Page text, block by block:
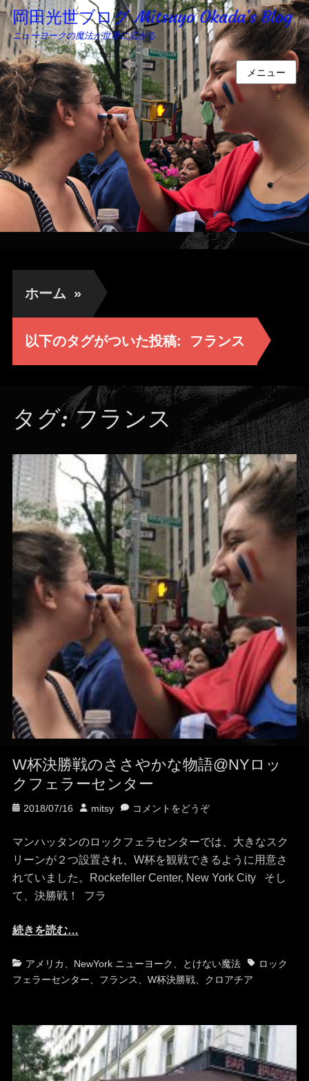
岡田光世ブログ Mitsuyo Okada's Blog
ニューヨークの魔法が世界に広がる
メニュー
ホーム »
以下のタグがついた投稿: フランス
タグ:フランス
W杯決勝戦のささやかな物語@NYロッ
クフェラーセンター
投
日
2018/07/16
投
者
mitsy コメントをどうぞ
マンハッタンのロックフェラセンターでは、大きなスク
リーンが２つ設置され、W杯を観戦できるように用意さ
れていました。Rockefeller Center, New York City そし
て、決勝戦！ フラ
続きを読む…
カ
テ
ー
アメリカ NewYork ニューヨーク とけない魔法
タ
グ
ロック
フェラーセンター
フランス W杯決勝戦、 クロアチア